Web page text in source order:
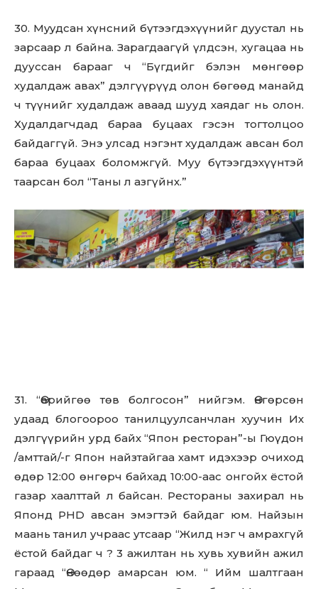
30. Мyyдсан хүнсний бүтээгдэхүүнийг дуустал нь
зарсаар л байна. Зарагдаагүй үлдсэн, хугацаа нь
дууссан барааг ч “Бүгдийг бэлэн мөнгөөр
худалдаж авах” дэлгүүрүүд олон бөгөөд манайд
ч түүнийг худалдаж аваад шууд хаядаг нь олон.
Худалдагчдад бараа буцаах гэсэн тогтолцоо
байдаггүй. Энэ улсад нэгэнт худалдаж авсан бол
бараа буцаах боломжгүй. Муу бүтээгдэхүүнтэй
таарсан бол “Таны л aзгүйнх.”
31. “Өөрийгөө төв болгосон” нийгэм. Өнгөрсөн
удаад блогоороо танилцуулсанчлан хуучин Их
дэлгүүрийн урд байх “Япон ресторан”-ы Гюүдон
/амттай/-г Япон найзтайгаа хамт идэхээр очиход
өдөр 12:00 өнгөрч байхад 10:00-аас онгойх ёстой
газар хаалттай л байсан. Рестораны захирал нь
Японд PHD авсан эмэгтэй байдаг юм. Найзын
маань танил учраас утсаар “Жилд нэг ч амрахгүй
ёстой байдаг ч ? 3 ажилтан нь хувь хувийн ажил
гараад “Өнөөдөр амарсан юм. “ Ийм шалтгаан